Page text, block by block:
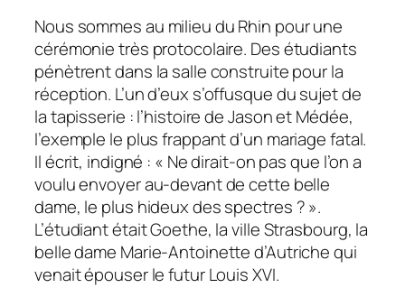
Nous sommes au milieu du Rhin pour une
cérémonie très protocolaire. Des étudiants
pénètrent dans la salle construite pour la
réception. L’un d’eux s’offusque du sujet de
la tapisserie : l’histoire de Jason et Médée,
l’exemple le plus frappant d’un mariage fatal.
Il écrit, indigné : « Ne dirait-on pas que l’on a
voulu envoyer au-devant de cette belle
dame, le plus hideux des spectres ? ».
L’étudiant était Goethe, la ville Strasbourg, la
belle dame Marie-Antoinette d’Autriche qui
venait épouser le futur Louis XVI.